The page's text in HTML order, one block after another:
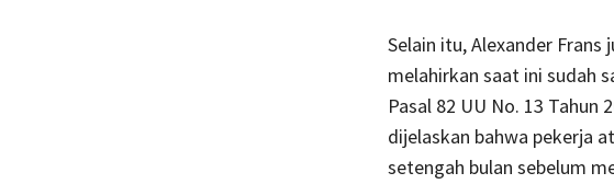
Selain itu, Alexander
melahirkan saat ini sudah
Pasal 82 UU No. 13
dijelaskan bahwa pekerja
setengah bulan sebelum